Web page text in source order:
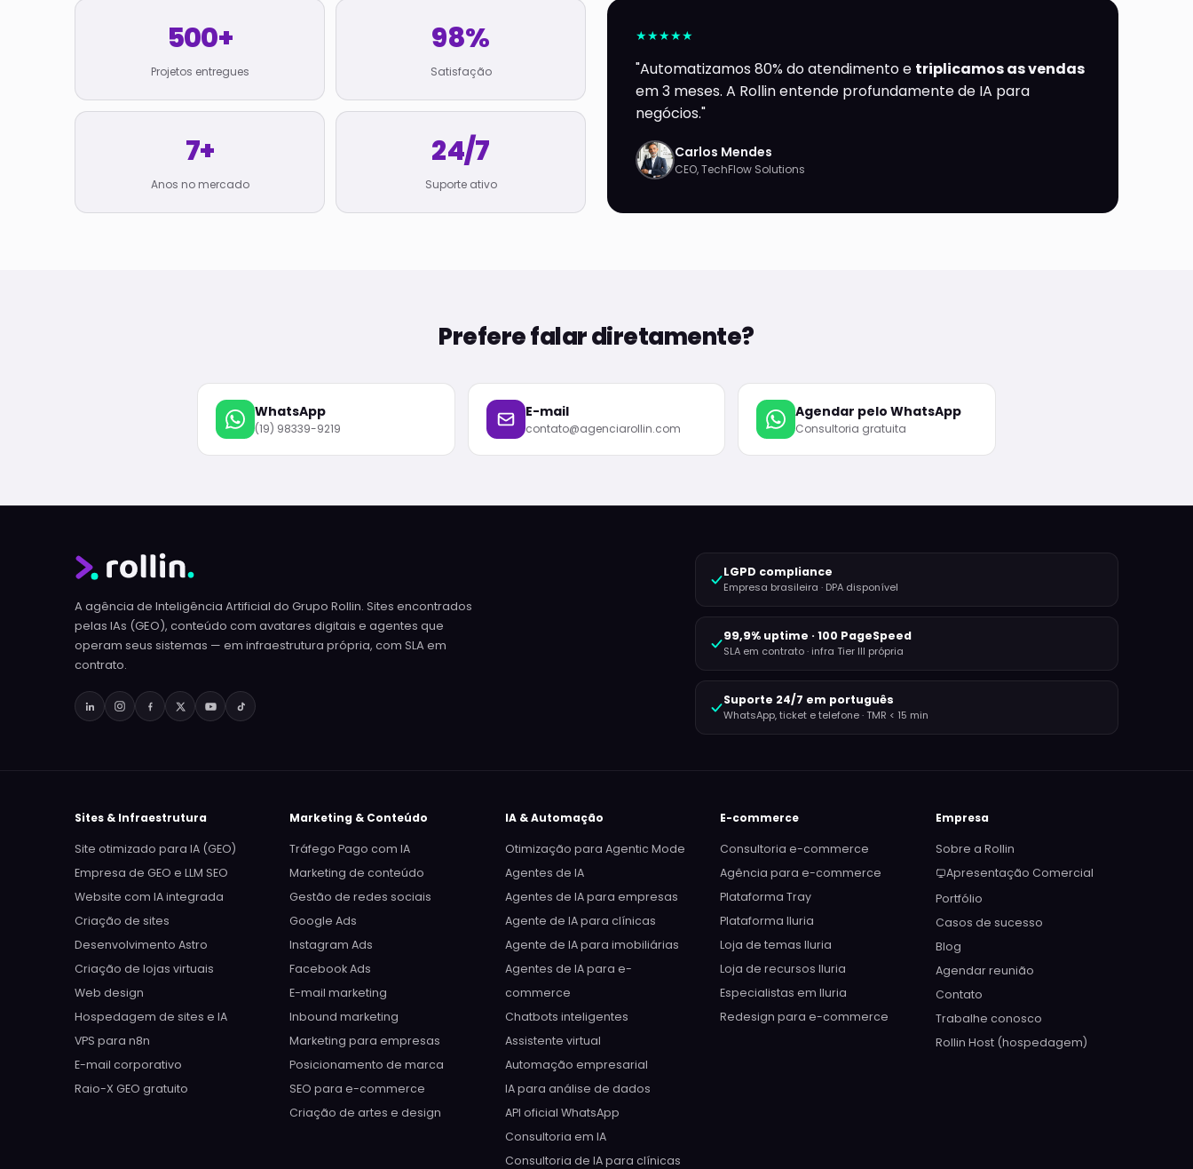
500+
Projetos entregues
98%
Satisfação
7+
Anos no mercado
24/7
Suporte ativo
★★★★★
"Automatizamos 80% do atendimento e triplicamos as vendas
em 3 meses. A Rollin entende profundamente de IA para
negócios."
Carlos Mendes
CEO, TechFlow Solutions
Prefere falar diretamente?
WhatsApp
(19) 98339-9219
E-mail
contato@agenciarollin.com
Agendar pelo WhatsApp
Consultoria gratuita
A agência de Inteligência Artificial do Grupo Rollin. Sites encontrados
pelas IAs (GEO), conteúdo com avatares digitais e agentes que
operam seus sistemas — em infraestrutura própria, com SLA em
contrato.
LGPD compliance
Empresa brasileira · DPA disponível
99,9% uptime · 100 PageSpeed
SLA em contrato · infra Tier III própria
Suporte 24/7 em português
WhatsApp, ticket e telefone · TMR < 15 min
Sites & Infraestrutura
Site otimizado para IA (GEO)
Empresa de GEO e LLM SEO
Website com IA integrada
Criação de sites
Desenvolvimento Astro
Criação de lojas virtuais
Web design
Hospedagem de sites e IA
VPS para n8n
E-mail corporativo
Raio-X GEO gratuito
Marketing & Conteúdo
Tráfego Pago com IA
Marketing de conteúdo
Gestão de redes sociais
Google Ads
Instagram Ads
Facebook Ads
E-mail marketing
Inbound marketing
Marketing para empresas
Posicionamento de marca
SEO para e-commerce
Criação de artes e design
IA & Automação
Otimização para Agentic Mode
Agentes de IA
Agentes de IA para empresas
Agente de IA para clínicas
Agente de IA para imobiliárias
Agentes de IA para e-
commerce
Chatbots inteligentes
Assistente virtual
Automação empresarial
IA para análise de dados
API oficial WhatsApp
Consultoria em IA
Consultoria de IA para clínicas
E-commerce
Consultoria e-commerce
Agência para e-commerce
Plataforma Tray
Plataforma Iluria
Loja de temas Iluria
Loja de recursos Iluria
Especialistas em Iluria
Redesign para e-commerce
Empresa
Sobre a Rollin
Apresentação Comercial
Portfólio
Casos de sucesso
Blog
Agendar reunião
Contato
Trabalhe conosco
Rollin Host (hospedagem)